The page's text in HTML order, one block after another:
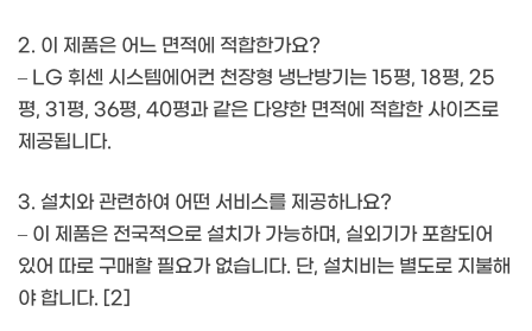
2. 이 제품은 어느 면적에 적합한가요?
– LG 휘센 시스템에어컨 천장형 냉난방기는 15평, 18평, 25
평, 31평, 36평, 40평과 같은 다양한 면적에 적합한 사이즈로
제공됩니다.
3. 설치와 관련하여 어떤 서비스를 제공하나요?
– 이 제품은 전국적으로 설치가 가능하며, 실외기가 포함되어
있어 따로 구매할 필요가 없습니다. 단, 설치비는 별도로 지불해
야 합니다. [2]